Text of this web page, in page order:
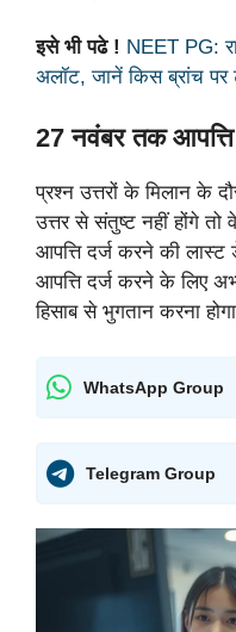
इसे भी पढे ! NEET PG:
अलॉट, जानें किस ब्रांच पर
27 नवंबर तक आपत्ति
प्रश्न उत्तरों के मिलान के
उत्तर से संतुष्ट नहीं होंगे
आपत्ति दर्ज करने की लास्ट
आपत्ति दर्ज करने के लिए
हिसाब से भुगतान करना
WhatsApp Group
Telegram Group